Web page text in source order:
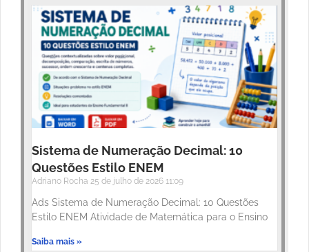
Sistema de Numeração Decimal: 10
Questões Estilo ENEM
Adriano Rocha 25 de julho de 2026 11:09
Ads Sistema de Numeração Decimal: 10 Questões
Estilo ENEM Atividade de Matemática para o Ensino
Saiba mais »